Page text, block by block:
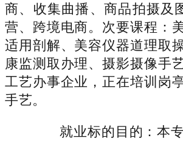
商、收集曲播、商品拍摄及
营、跨境电商。次要课程：
适用剖解、美容仪器道理取
康监测取办理、摄影摄像手
工艺办事企业，正在培训岗
手艺。
就业标的目的：本专